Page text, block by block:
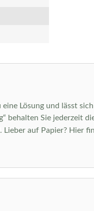
Lösung und lässt
behalten Sie jederzeit
Lieber auf Papier? Hier